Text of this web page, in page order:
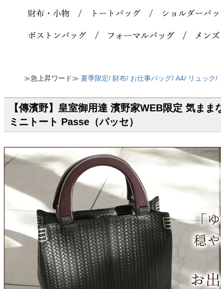
≫急上昇ワード≫ 夏季限定/ 財布/ お仕事バッグ/ A4/ リュック/
【傳濱野】皇室御用達 濱野家WEB限定 気ま
ミニトート Passe（パッセ）